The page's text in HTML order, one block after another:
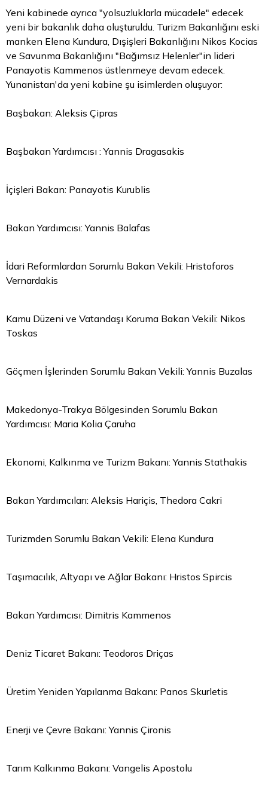
Yeni kabinede ayrıca "yolsuzluklarla mücadele" edecek
yeni bir bakanlık daha oluşturuldu. Turizm Bakanlığını eski
manken Elena Kundura, Dışişleri Bakanlığını Nikos Kocias
ve Savunma Bakanlığını "Bağımsız Helenler"in lideri
Panayotis Kammenos üstlenmeye devam edecek.
Yunanistan'da yeni kabine şu isimlerden oluşuyor:
Başbakan: Aleksis Çipras
Başbakan Yardımcısı : Yannis Dragasakis
İçişleri Bakan: Panayotis Kurublis
Bakan Yardımcısı: Yannis Balafas
İdari Reformlardan Sorumlu Bakan Vekili: Hristoforos
Vernardakis
Kamu Düzeni ve Vatandaşı Koruma Bakan Vekili: Nikos
Toskas
Göçmen İşlerinden Sorumlu Bakan Vekili: Yannis Buzalas
Makedonya-Trakya Bölgesinden Sorumlu Bakan
Yardımcısı: Maria Kolia Çaruha
Ekonomi, Kalkınma ve Turizm Bakanı: Yannis Stathakis
Bakan Yardımcıları: Aleksis Hariçis, Thedora Cakri
Turizmden Sorumlu Bakan Vekili: Elena Kundura
Taşımacılık, Altyapı ve Ağlar Bakanı: Hristos Spircis
Bakan Yardımcısı: Dimitris Kammenos
Deniz Ticaret Bakanı: Teodoros Driças
Üretim Yeniden Yapılanma Bakanı: Panos Skurletis
Enerji ve Çevre Bakanı: Yannis Çironis
Tarım Kalkınma Bakanı: Vangelis Apostolu